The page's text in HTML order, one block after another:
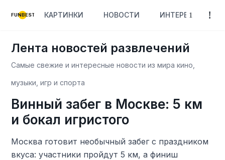
FUNBEST КАРТИНКИ НОВОСТИ ИНТЕРЕСНОЕ
Лента новостей развлечений
Самые свежие и интересные новости из мира кино,
музыки, игр и спорта
Винный забег в Москве: 5 км
и бокал игристого
Москва готовит необычный забег с праздником
вкуса: участники пройдут 5 км, а финиш